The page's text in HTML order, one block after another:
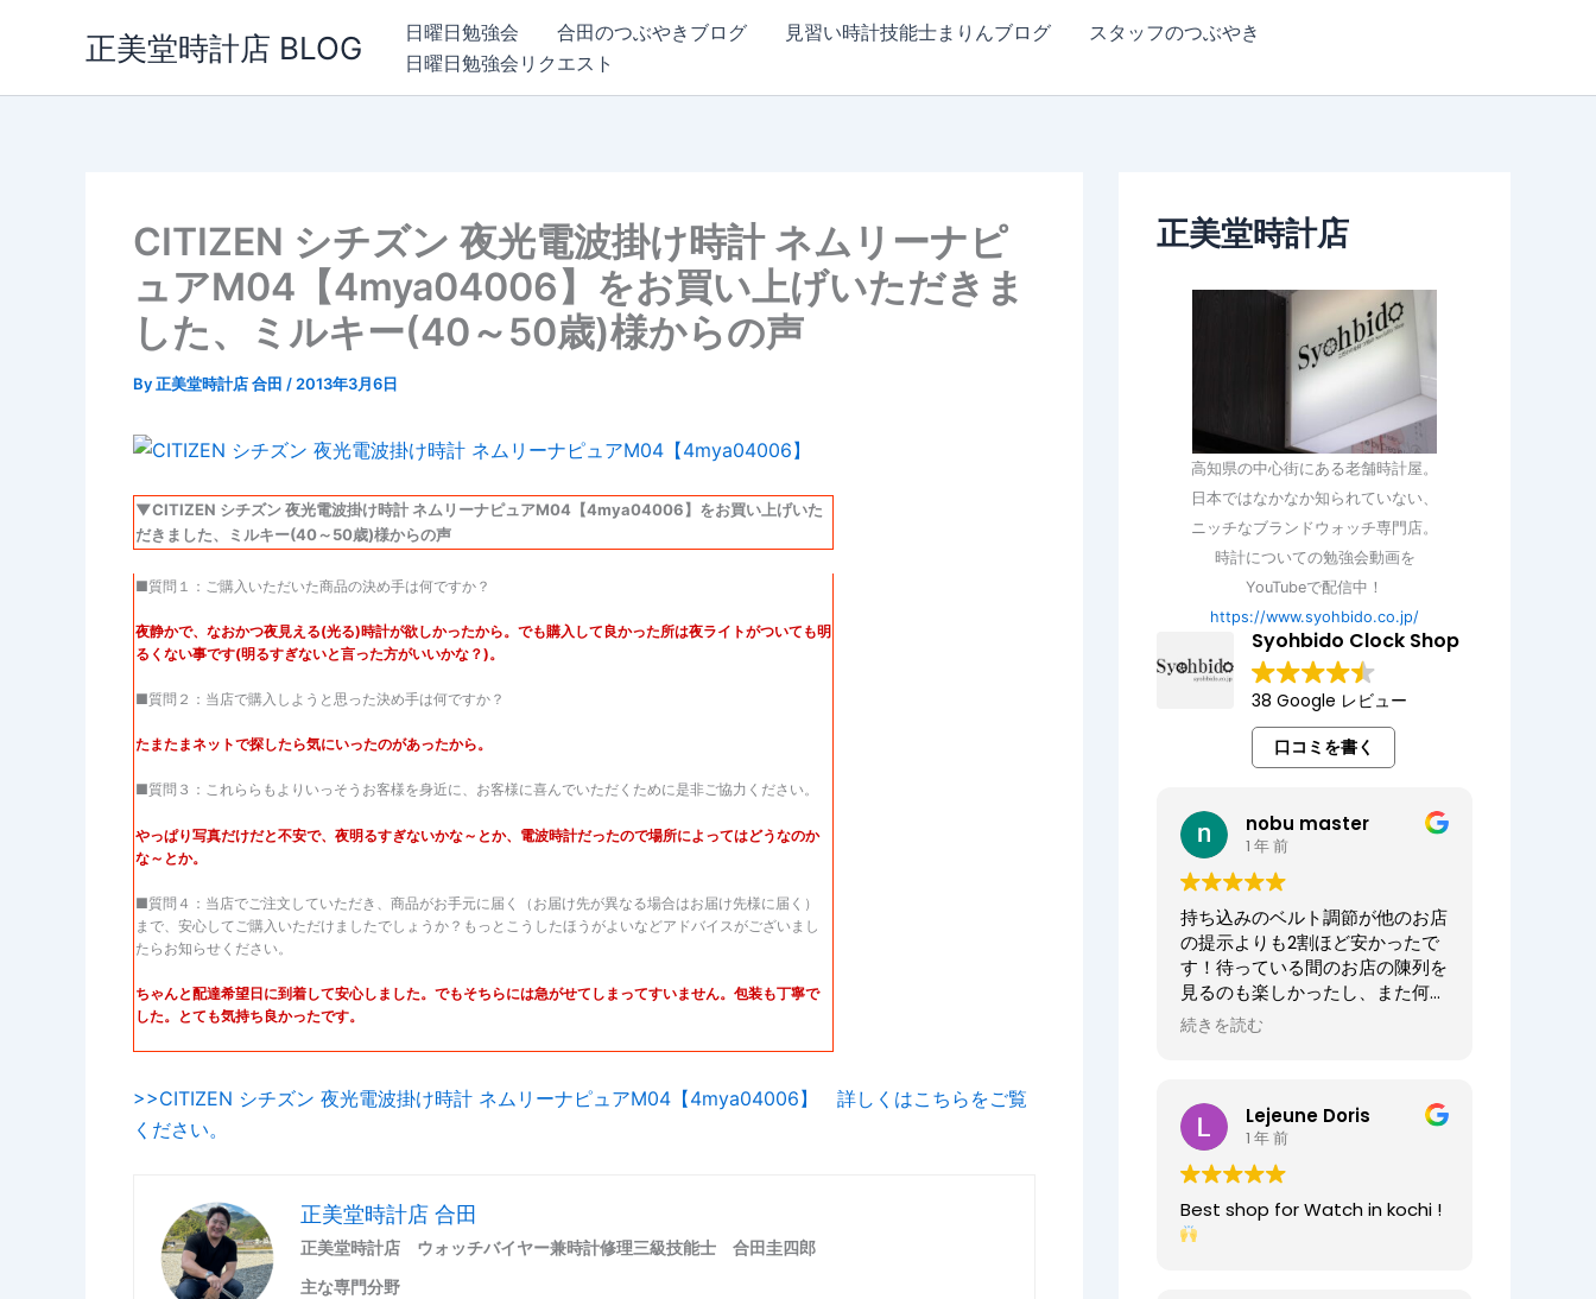
正美堂時計店 BLOG 日曜日勉強会 合田のつぶやきブログ 見習い時計技能士まりんブログ
スタッフのつぶやき
日曜日勉強会リクエスト
CITIZEN シチズン 夜光電波掛け時計 ネムリーナピ
ュアM04【4mya04006】をお買い上げいただきま
した、ミルキー(40～50歳)様からの声
By正美堂時計店 合田 / 2013年3月6日
▼CITIZEN シチズン 夜光電波掛け時計 ネムリーナピュアM04【4mya04006】をお買い上げいた
だきました、ミルキー(40～50歳)様からの声
■質問１：ご購入いただいた商品の決め手は何ですか？
夜静かで、なおかつ夜見える(光る)時計が欲しかったから。でも購入して良かった所は夜ライトがついても明
るくない事です(明るすぎないと言った方がいいかな？)。
■質問２：当店で購入しようと思った決め手は何ですか？
たまたまネットで探したら気にいったのがあったから。
■質問３：これららもよりいっそうお客様を身近に、お客様に喜んでいただくために是非ご協力ください。
やっぱり写真だけだと不安で、夜明るすぎないかな～とか、電波時計だったので場所によってはどうなのか
な～とか。
■質問４：当店でご注文していただき、商品がお手元に届く（お届け先が異なる場合はお届け先様に届く）
まで、安心してご購入いただけましたでしょうか？もっとこうしたほうがよいなどアドバイスがございまし
たらお知らせください。
ちゃんと配達希望日に到着して安心しました。でもそちらには急がせてしまってすいません。包装も丁寧で
した。とても気持ち良かったです。
>>CITIZEN シチズン 夜光電波掛け時計 ネムリーナピュアM04【4mya04006】 詳しくはこちらをご覧
ください。
正美堂時計店 合田
正美堂時計店 ウォッチバイヤー兼時計修理三級技能士 合田圭四郎
主な専門分野
正美堂時計店
高知県の中心街にある老舗時計屋。
日本ではなかなか知られていない、
ニッチなブランドウォッチ専門店。
時計についての勉強会動画を
YouTubeで配信中！
https://www.syohbido.co.jp/
Syohbido Clock Shop
38 Google レビュー
口コミを書く
nobu master
1 年 前
持ち込みのベルト調節が他のお店
の提示よりも2割ほど安かったで
す！待っている間のお店の陳列を
見るのも楽しかったし、また何か
あればお願いしたいお店でした。
た。店員の方が親切なのに加え、
時計がお好きなのが伝わってきま
すし、寄り添った接客をしてくれ
ましたので、買い物が気持ちよく
できました。また、おすすめ通り
交換したベルトもガラッと雰囲気
続きを読む
Lejeune Doris
1 年 前
Best shop for Watch in kochi !